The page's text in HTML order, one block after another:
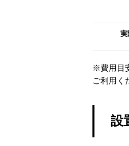
実
※費用目
ご利用く
設